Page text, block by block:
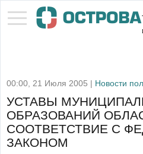
00:00, 21 Июля 2005 | Новости
УСТАВЫ
ОБРАЗОВАНИЙ
СООТВЕТСТВИЕ С
ЗАКОНОМ